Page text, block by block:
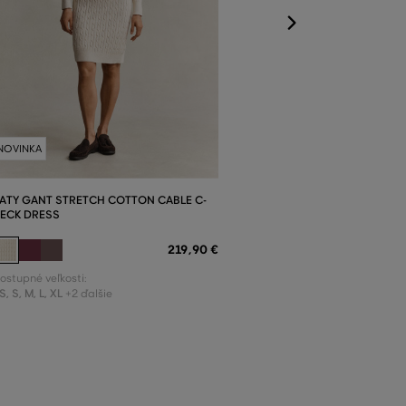
GANT STRETCH COTTON CABLE C-
DRESS
219,90 €
veľkosti:
S M L XL +2 ďalšie